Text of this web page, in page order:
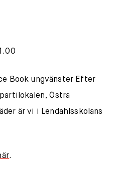
Book ungvänster Efter
Östra
är vi i Lendahlsskolans
.